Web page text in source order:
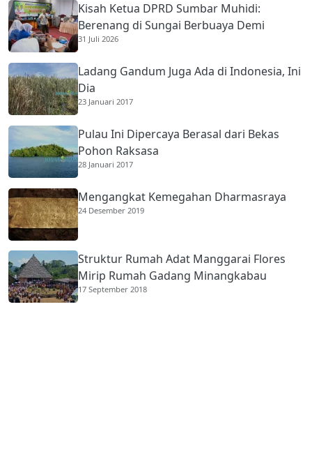
Kisah Ketua DPRD Sumbar Muhidi:
Berenang di Sungai Berbuaya Demi
Membantu Ekonomi Orang Tua
31 Juli 2026
Ladang Gandum Juga Ada di Indonesia, Ini
Dia
23 Januari 2017
Pulau Ini Dipercaya Berasal dari Bekas
Pohon Raksasa
28 Januari 2017
Mengangkat Kemegahan Dharmasraya
24 Desember 2019
Struktur Rumah Adat Manggarai Flores
Mirip Rumah Gadang Minangkabau
17 September 2018